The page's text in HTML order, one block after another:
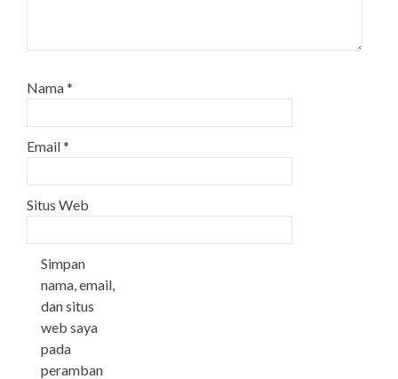
Nama*
Email*
Situs Web
Simpan
nama, email,
dan situs
web saya
pada
peramban